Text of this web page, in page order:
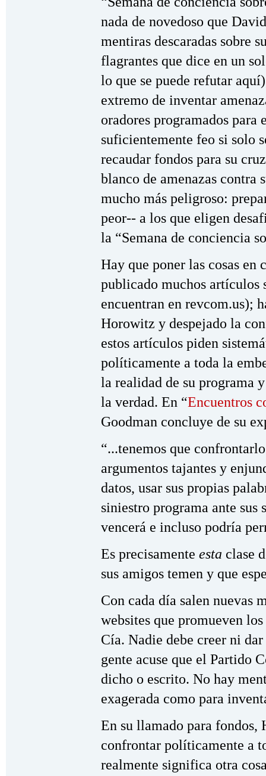
nada de novedoso que
mentiras descaradas sobre
flagrantes que dice en un
lo que se puede refutar
extremo de inventar
oradores programados para
suficientemente feo si solo
recaudar fondos para su
blanco de amenazas contra
mucho más peligroso:
peor-- a los que eligen
la “Semana de conciencia
Hay que poner las cosas
publicado muchos artículos
encuentran en revcom.us);
Horowitz y despejado la
estos artículos piden
políticamente a toda la
la realidad de su programa
la verdad. En “Encuentros
Goodman concluye de su
“...tenemos que
argumentos tajantes y
datos, usar sus propias
siniestro programa ante sus
vencerá e incluso podría
Es precisamente esta clase
sus amigos temen y que
Con cada día salen nuevas
websites que promueven
Cía. Nadie debe creer ni
gente acuse que el Partido
dicho o escrito. No hay
exagerada como para
En su llamado para
confrontar políticamente a
realmente significa otra